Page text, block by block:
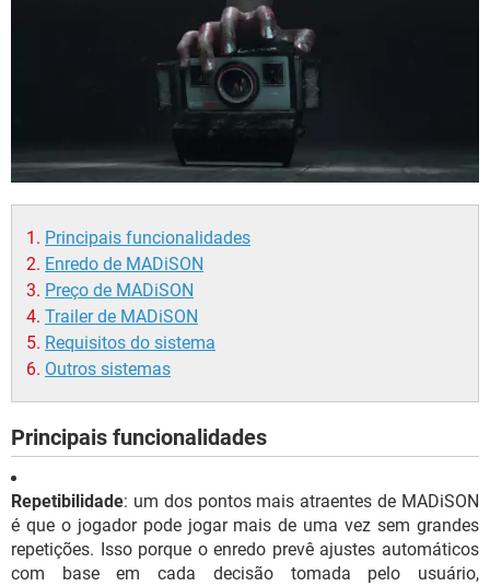
Principais funcionalidades
Enredo de MADiSON
Preço de MADiSON
Trailer de MADiSON
Requisitos do sistema
Outros sistemas
Principais funcionalidades
Repetibilidade: um dos pontos mais atraentes de MADiSON
é que o jogador pode jogar mais de uma vez sem grandes
repetições. Isso porque o enredo prevê ajustes automáticos
com base em cada decisão tomada pelo usuário,